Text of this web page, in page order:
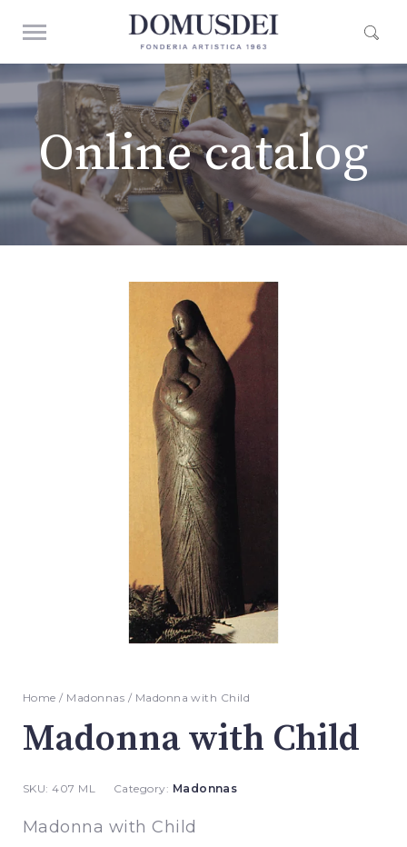
Online catalog
Home / Madonnas / Madonna with Child
Madonna with Child
SKU:407 ML Category: Madonnas
Madonna with Child